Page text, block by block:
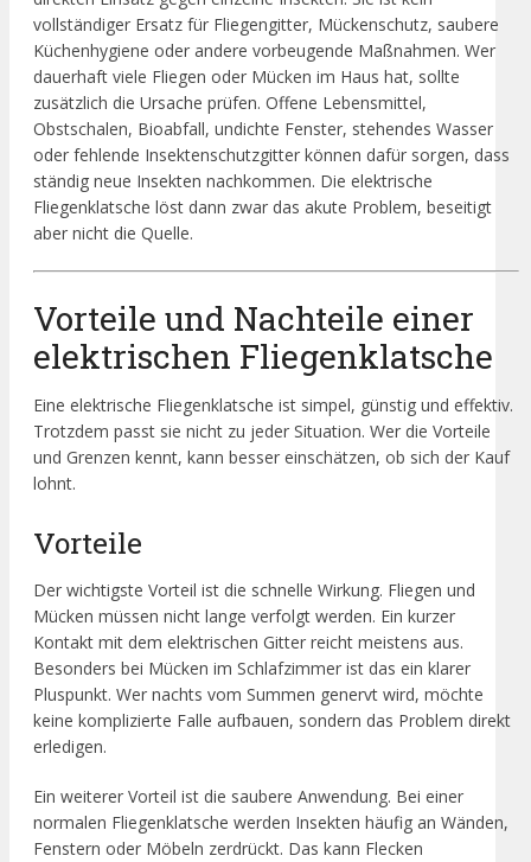
vollständiger Ersatz für Fliegengitter, Mückenschutz, saubere
Küchenhygiene oder andere vorbeugende Maßnahmen. Wer
dauerhaft viele Fliegen oder Mücken im Haus hat, sollte
zusätzlich die Ursache prüfen. Offene Lebensmittel,
Obstschalen, Bioabfall, undichte Fenster, stehendes Wasser
oder fehlende Insektenschutzgitter können dafür sorgen, dass
ständig neue Insekten nachkommen. Die elektrische
Fliegenklatsche löst dann zwar das akute Problem, beseitigt
aber nicht die Quelle.
Vorteile und Nachteile einer
elektrischen Fliegenklatsche
Eine elektrische Fliegenklatsche ist simpel, günstig und effektiv.
Trotzdem passt sie nicht zu jeder Situation. Wer die Vorteile
und Grenzen kennt, kann besser einschätzen, ob sich der Kauf
lohnt.
Vorteile
Der wichtigste Vorteil ist die schnelle Wirkung. Fliegen und
Mücken müssen nicht lange verfolgt werden. Ein kurzer
Kontakt mit dem elektrischen Gitter reicht meistens aus.
Besonders bei Mücken im Schlafzimmer ist das ein klarer
Pluspunkt. Wer nachts vom Summen genervt wird, möchte
keine komplizierte Falle aufbauen, sondern das Problem direkt
erledigen.
Ein weiterer Vorteil ist die saubere Anwendung. Bei einer
normalen Fliegenklatsche werden Insekten häufig an Wänden,
Fenstern oder Möbeln zerdrückt. Das kann Flecken